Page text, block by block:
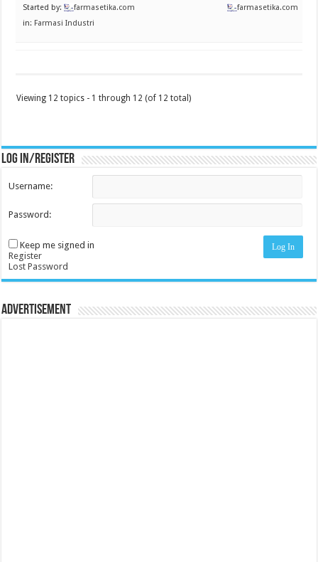
Started by:
farmasetika.com
in: Farmasi Industri
farmasetika.com
Viewing 12 topics - 1 through 12 (of 12 total)
Log in/register
Username:
Password:
Keep me signed in Log In
Register
Lost Password
Advertisement